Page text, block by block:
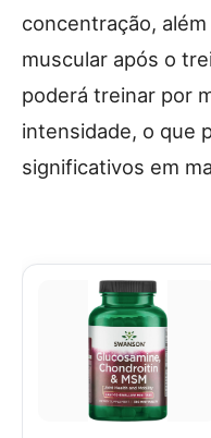
concentração,
muscular após o
poderá treinar por
intensidade, o que
significativos em